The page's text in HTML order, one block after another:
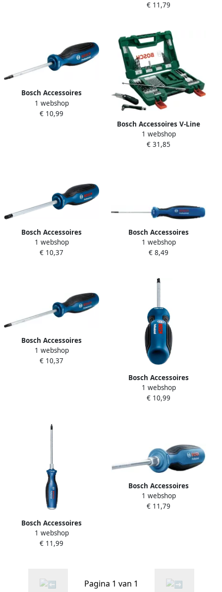
1600A01TG2
€ 11,79
Bosch Accessoires
Schroevendraaier TX 20x100
1600A01V0C
1 webshop
€ 10,99
Bosch Accessoires V-Line
Boren en bits met klapmes
magneetstaaf en haakse
1 webshop
€ 31,85
Bosch Accessoires
Schroevendraaier TX 40x125
1600A01V0F
1 webshop
€ 10,37
Bosch Accessoires
Schroevendraaier SL 3.5x75
1600A01TF8
1 webshop
€ 8,49
Bosch Accessoires
Schroevendraaier TX 30x125
1600A01V0E
1 webshop
€ 10,37
Bosch Accessoires
Schroevendraaier TX 25x100
1600A01V0D
1 webshop
€ 10,99
Bosch Accessoires
Schroevendraaier PH 2x125
1600A01TG3
1 webshop
€ 11,99
Bosch Accessoires
Schroevendraaier SL
4.5x100 1600A01TF9
1 webshop
€ 11,79
Pagina 1 van 1